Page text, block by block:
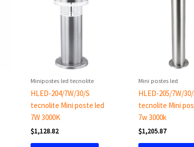
Minipostes led tecnolite
HLED-204/7W/30/S
tecnolite Mini poste led
7W 3000K
$1,128.82
Mini postes led
HLED-205/7W/
tecnolite Mini
7w 3000k
$1,205.87